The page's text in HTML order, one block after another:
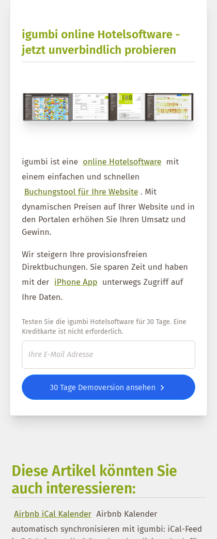
igumbi online Hotelsoftware -
jetzt unverbindlich probieren
igumbi ist eine online Hotelsoftware mit
einem einfachen und schnellen
Buchungstool für Ihre Website . Mit
dynamischen Preisen auf Ihrer Website und in
den Portalen erhöhen Sie Ihren Umsatz und
Gewinn.
Wir steigern Ihre provisionsfreien
Direktbuchungen. Sie sparen Zeit und haben
mit der iPhone App unterwegs Zugriff auf
Ihre Daten.
Testen Sie die igumbi Hotelsoftware für 30 Tage. Eine
Kreditkarte ist nicht erforderlich.
30 Tage Demoversion ansehen
Diese Artikel könnten Sie
auch interessieren:
Airbnb iCal Kalender Airbnb Kalender
automatisch synchronisieren mit igumbi: iCal-Feed